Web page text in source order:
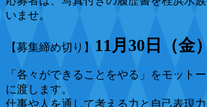
いませ。
【募集締め切り】 11月30日（金）
「各々ができることをやる」をモット
に渡します。
仕事や人を通して考える力と自己表現